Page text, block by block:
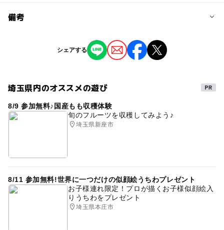
予約/応募
備考
※掲載の情報は天候や主催者側の都合などにより変更にな
ることがあります。
シェアする
埼玉県内のオススメの遊び
8/9 参加無料♪国産もも収穫体験
旬のフルーツを収穫してみよう♪
埼玉県新座市
8/11 参加無料!世界に一つだけの似顔絵うちわプレゼント
お子様連れ限定！プロが描くお子様似顔絵入
りうちわをプレゼント
埼玉県本庄市